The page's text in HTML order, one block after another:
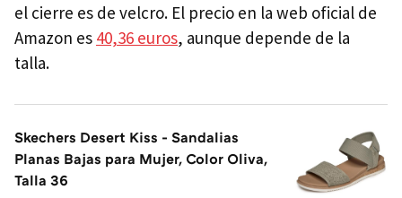
el cierre es de velcro. El precio en la web oficial de
Amazon es 40,36 euros, aunque depende de la
talla.
Skechers Desert Kiss - Sandalias
Planas Bajas para Mujer, Color Oliva,
Talla 36